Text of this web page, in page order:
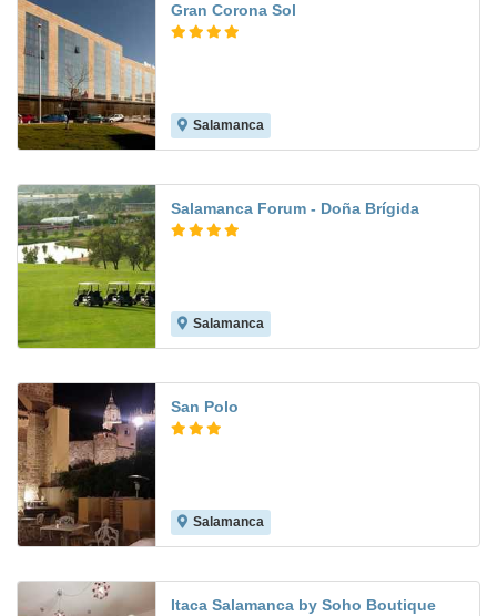
Gran Corona Sol
Salamanca
Salamanca Forum - Doña Brígida
Salamanca
San Polo
Salamanca
Itaca Salamanca by Soho Boutique